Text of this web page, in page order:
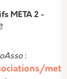
META 2 -
: